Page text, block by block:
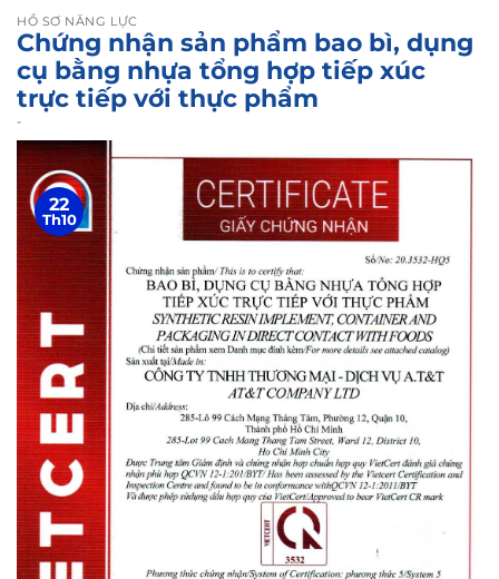
HỒ SƠ NĂNG LỰC
Chứng nhận sản phẩm bao bì, dụng
cụ bằng nhựa tổng hợp tiếp xúc
trực tiếp với thực phẩm
-
22
Th10